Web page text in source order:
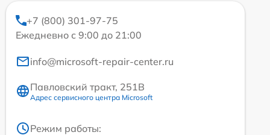
+7 (800) 301-97-75
Ежедневно с 9:00 до 21:00
info@microsoft-repair-center.ru
Павловский тракт, 251В
Адрес сервисного центра Microsoft
Режим работы: